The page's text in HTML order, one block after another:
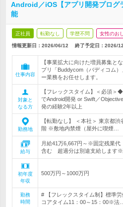
Android／iOS【アプリ開発プログ
能
正社員 転勤なし 学歴不問 女性のお
情報更新日：2026/06/12 終了予定日： 2026/
仕事内容
【事業拡大に向けた増員募集と
プリ「Buddycom（バディコム
ー業務をお任せします。
対象と
なる方
【フレックスタイム】＜必須
でAndroid開発 or Swift／
発の経験2年以上
勤務地
【転勤なし】 ＜本社＞ 東京都
階 ※敷地内禁煙（屋外に喫煙…
給与
月給41万6,667円～※固定残業代
含む 超過分は別途支給します※
初年度
年収
500万円～1000万円
勤務
時間
# 【フレックスタイム制】標準
コアタイム11：00～15：00※法…